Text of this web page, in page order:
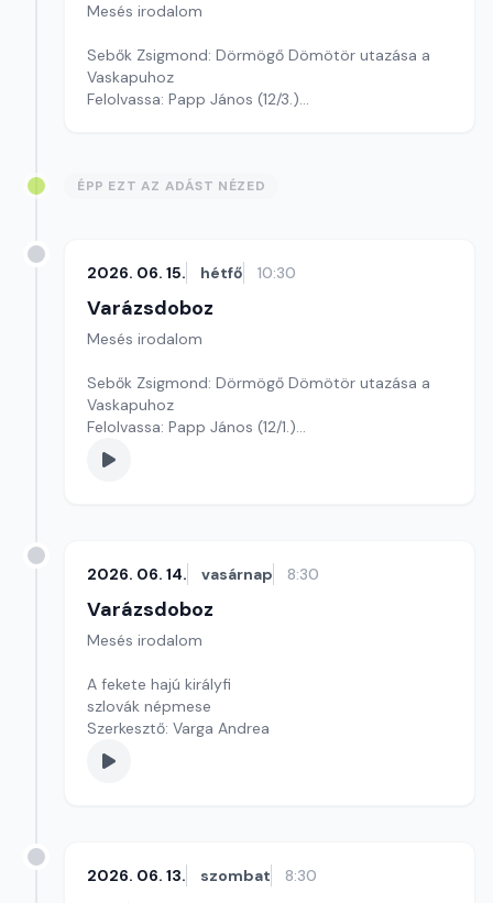
Mesés irodalom
Sebők Zsigmond: Dörmögő Dömötör utazása a
Vaskapuhoz
Felolvassa: Papp János (12/3.)
ÉPP EZT AZ ADÁST NÉZED
2026. 06. 15. hétfő 10:30
Varázsdoboz
Mesés irodalom
Sebők Zsigmond: Dörmögő Dömötör utazása a
Vaskapuhoz
Felolvassa: Papp János (12/1.)
Szerkesztő: Varga Andrea
2026. 06. 14. vasárnap 8:30
Varázsdoboz
Mesés irodalom
A fekete hajú királyfi
szlovák népmese
Szerkesztő: Varga Andrea
2026. 06. 13. szombat 8:30